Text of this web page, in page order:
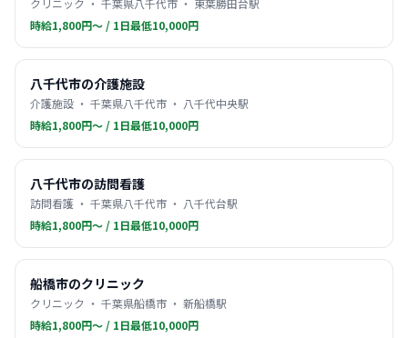
クリニック ・ 千葉県八千代市 ・ 東葉勝田台駅
時給1,800円〜 / 1日最低10,000円
八千代市の介護施設
介護施設 ・ 千葉県八千代市 ・ 八千代中央駅
時給1,800円〜 / 1日最低10,000円
八千代市の訪問看護
訪問看護 ・ 千葉県八千代市 ・ 八千代台駅
時給1,800円〜 / 1日最低10,000円
船橋市のクリニック
クリニック ・ 千葉県船橋市 ・ 新船橋駅
時給1,800円〜 / 1日最低10,000円